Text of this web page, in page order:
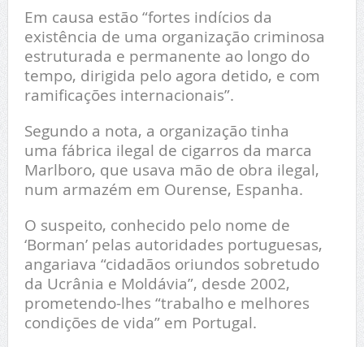
Em causa estão “fortes indícios da
existência de uma organização criminosa
estruturada e permanente ao longo do
tempo, dirigida pelo agora detido, e com
ramificações internacionais”.
Segundo a nota, a organização tinha
uma fábrica ilegal de cigarros da marca
Marlboro, que usava mão de obra ilegal,
num armazém em Ourense, Espanha.
O suspeito, conhecido pelo nome de
‘Borman’ pelas autoridades portuguesas,
angariava “cidadãos oriundos sobretudo
da Ucrânia e Moldávia”, desde 2002,
prometendo-lhes “trabalho e melhores
condições de vida” em Portugal.